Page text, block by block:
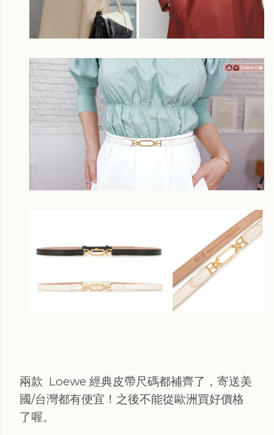
兩款 Loewe 經典皮帶尺碼都補齊了，寄送美
國/台灣都有便宜！之後不能從歐洲買好價格
了喔。